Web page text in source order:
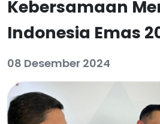
Kebersamaan
Indonesia Emas
08 Desember 2024